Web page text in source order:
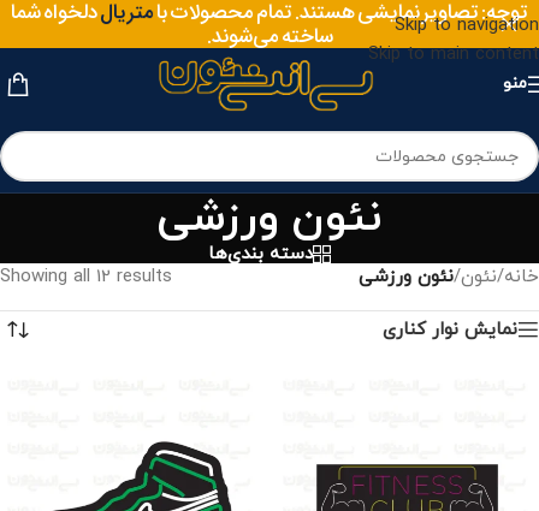
Skip to navigation
Skip to main content
توجه: تصاویر نمایشی هستند. تمام محصولات باسایزمتریال
دلخواه شما
ساخته می‌شوند.
منو
نئون ورزشی
دسته بندی‌ها
خانه/نئون/نئون ورزشی Showing all 12 results
نمایش نوار کناری